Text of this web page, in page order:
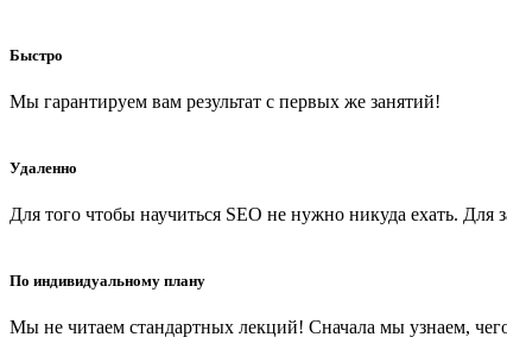
Быстро
Мы гарантируем вам результат с первых же занятий!
Удаленно
Для того чтобы научиться SEO не нужно никуда ехать.
По индивидуальному плану
Мы не читаем стандартных лекций! Сначала мы узнаем,